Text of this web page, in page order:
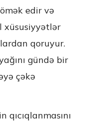
edir və
xüsusiyyətlər
qoruyur.
gündə bir
çəkə
qıcıqlanmasını